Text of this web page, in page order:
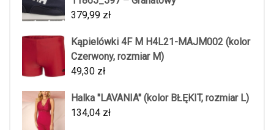
379,99 zł
Kąpielówki 4F M H4L21-MAJM002 (kolor
Czerwony, rozmiar M)
49,30 zł
Halka "LAVANIA" (kolor BŁĘKIT, rozmiar L)
134,04 zł